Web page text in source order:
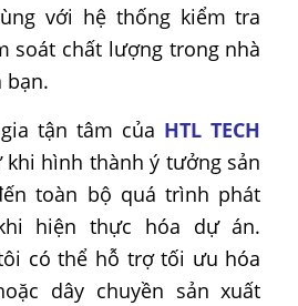
với hệ thống kiểm tra
soát chất lượng trong nhà
bạn.
tận tâm của HTL TECH
hình thành ý tưởng sản
toàn bộ quá trình phát
hiện thực hóa dự án.
có thể hỗ trợ tối ưu hóa
dây chuyền sản xuất